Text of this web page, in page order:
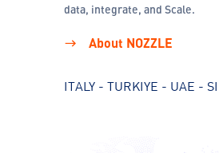
data, integrate, and Scale.
About NOZZLE
ITALY - TURKIYE - UAE -